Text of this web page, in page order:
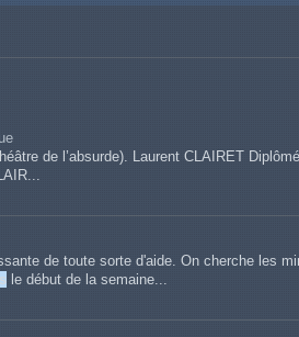
de l’absurde). Laurent CLAIRET
de toute sorte d'aide. On cherche les
le début de la semaine...